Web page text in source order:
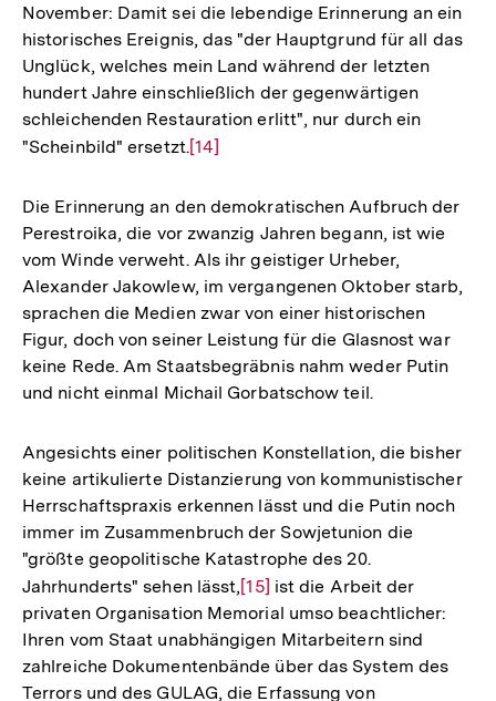
Fußnote
November: Damit sei die lebendige Erinnerung an ein
historisches Ereignis, das "der Hauptgrund für all das
Unglück, welches mein Land während der letzten
hundert Jahre einschließlich der gegenwärtigen
schleichenden Restauration erlitt", nur durch ein
"Scheinbild" ersetzt.Zur
der
Fußnote
[14]
Die Erinnerung an den demokratischen Aufbruch der
Perestroika, die vor zwanzig Jahren begann, ist wie
vom Winde verweht. Als ihr geistiger Urheber,
Alexander Jakowlew, im vergangenen Oktober starb,
sprachen die Medien zwar von einer historischen
Figur, doch von seiner Leistung für die Glasnost war
keine Rede. Am Staatsbegräbnis nahm weder Putin
und nicht einmal Michail Gorbatschow teil.
Angesichts einer politischen Konstellation, die bisher
keine artikulierte Distanzierung von kommunistischer
Herrschaftspraxis erkennen lässt und die Putin noch
immer im Zusammenbruch der Sowjetunion die
"größte geopolitische Katastrophe des 20.
Jahrhunderts" sehen lässt,Zur
Auflösung
der
Fußnote
[15] ist die Arbeit der
privaten Organisation Memorial umso beachtlicher:
Ihren vom Staat unabhängigen Mitarbeitern sind
zahlreiche Dokumentenbände über das System des
Terrors und des GULAG, die Erfassung von